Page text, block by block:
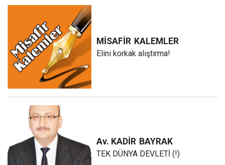
MİSAFİR KALEMLER
Elini korkak alıştırma!
Av. KADİR BAYRAK
TEK DÜNYA DEVLETİ (!)